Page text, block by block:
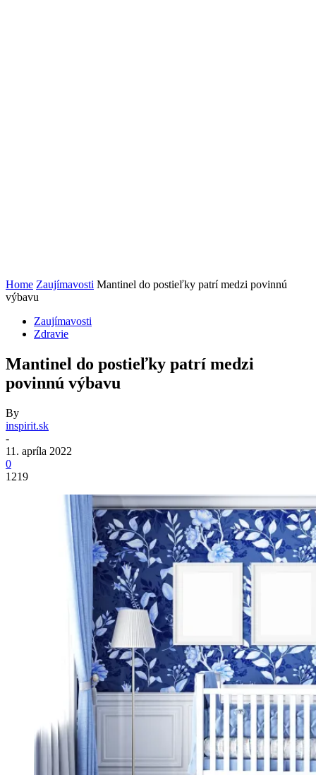
Home Zaujímavosti Mantinel do postieľky patrí medzi povinnú
výbavu
Zaujímavosti
Zdravie
Mantinel do postieľky patrí medzi
povinnú výbavu
By
inspirit.sk
-
11. apríla 2022
0
1219